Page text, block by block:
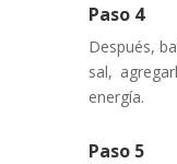
Paso 4
Después,
sal,
energía.
Paso 5